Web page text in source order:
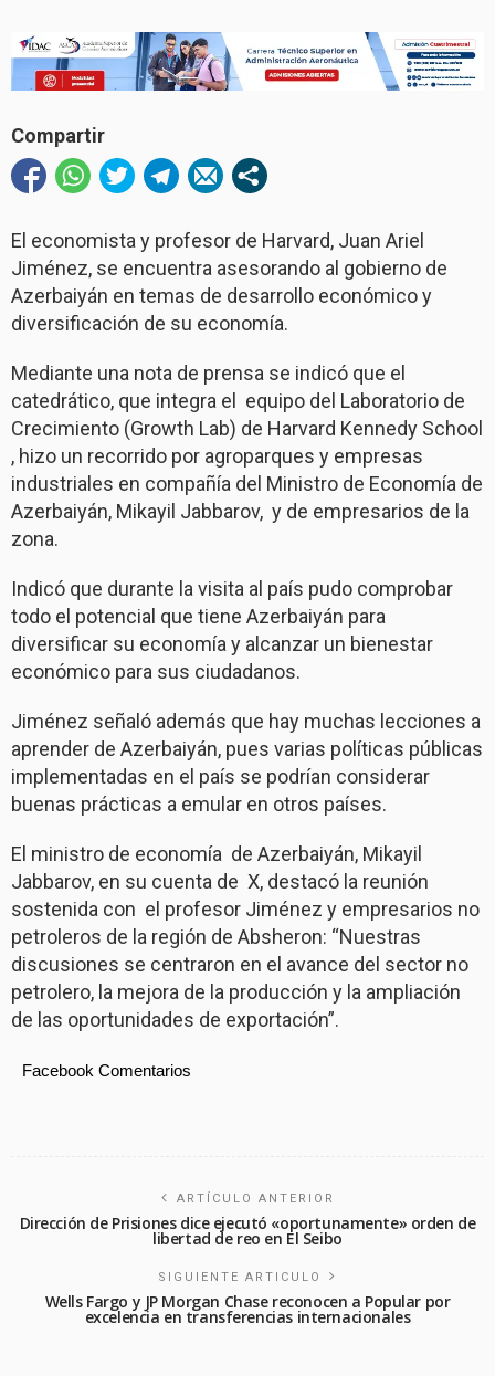
Compartir
El economista y profesor de Harvard, Juan Ariel
Jiménez, se encuentra asesorando al gobierno de
Azerbaiyán en temas de desarrollo económico y
diversificación de su economía.
Mediante una nota de prensa se indicó que el
catedrático, que integra el equipo del Laboratorio de
Crecimiento (Growth Lab) de Harvard Kennedy School
, hizo un recorrido por agroparques y empresas
industriales en compañía del Ministro de Economía de
Azerbaiyán, Mikayil Jabbarov, y de empresarios de la
zona.
Indicó que durante la visita al país pudo comprobar
todo el potencial que tiene Azerbaiyán para
diversificar su economía y alcanzar un bienestar
económico para sus ciudadanos.
Jiménez señaló además que hay muchas lecciones a
aprender de Azerbaiyán, pues varias políticas públicas
implementadas en el país se podrían considerar
buenas prácticas a emular en otros países.
El ministro de economía de Azerbaiyán, Mikayil
Jabbarov, en su cuenta de X, destacó la reunión
sostenida con el profesor Jiménez y empresarios no
petroleros de la región de Absheron: “Nuestras
discusiones se centraron en el avance del sector no
petrolero, la mejora de la producción y la ampliación
de las oportunidades de exportación”.
Facebook Comentarios
ARTÍCULO ANTERIOR
Dirección de Prisiones dice ejecutó «oportunamente» orden de
libertad de reo en El Seibo
SIGUIENTE ARTICULO
Wells Fargo y JP Morgan Chase reconocen a Popular por
excelencia en transferencias internacionales